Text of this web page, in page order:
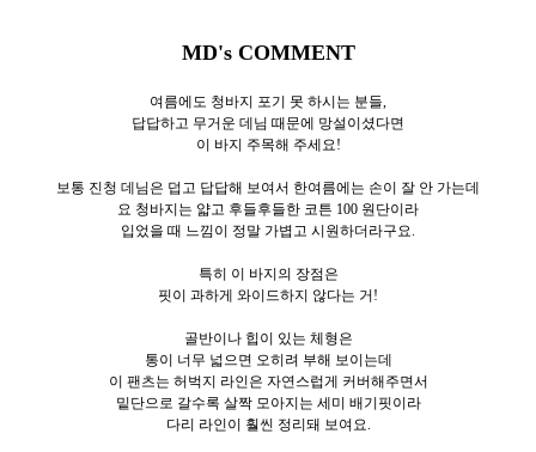
MD's COMMENT
여름에도 청바지 포기 못 하시는 분들,
답답하고 무거운 데님 때문에 망설이셨다면
이 바지 주목해 주세요!
보통 진청 데님은 덥고 답답해 보여서 한여름에는 손이 잘 안 가는데
요 청바지는 얇고 후들후들한 코튼 100 원단이라
입었을 때 느낌이 정말 가볍고 시원하더라구요.
특히 이 바지의 장점은
핏이 과하게 와이드하지 않다는 거!
골반이나 힙이 있는 체형은
통이 너무 넓으면 오히려 부해 보이는데
이 팬츠는 허벅지 라인은 자연스럽게 커버해주면서
밑단으로 갈수록 살짝 모아지는 세미 배기핏이라
다리 라인이 훨씬 정리돼 보여요.